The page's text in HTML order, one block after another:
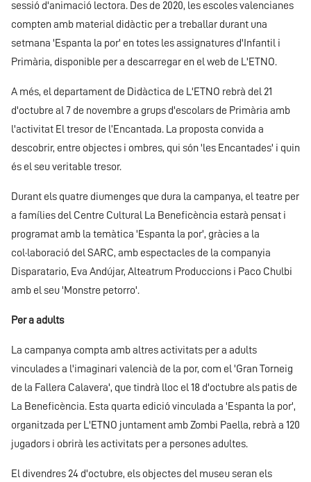
sessió d'animació lectora. Des de 2020, les escoles valencianes
compten amb material didàctic per a treballar durant una
setmana 'Espanta la por' en totes les assignatures d'Infantil i
Primària, disponible per a descarregar en el web de L'ETNO.
A més, el departament de Didàctica de L'ETNO rebrà del 21
d'octubre al 7 de novembre a grups d'escolars de Primària amb
l'activitat El tresor de l’Encantada. La proposta convida a
descobrir, entre objectes i ombres, qui són 'les Encantades' i quin
és el seu veritable tresor.
Durant els quatre diumenges que dura la campanya, el teatre per
a famílies del Centre Cultural La Beneficència estarà pensat i
programat amb la temàtica 'Espanta la por', gràcies a la
col·laboració del SARC, amb espectacles de la companyia
Disparatario, Eva Andújar, Alteatrum Produccions i Paco Chulbi
amb el seu 'Monstre petorro'.
Per a adults
La campanya compta amb altres activitats per a adults
vinculades a l'imaginari valencià de la por, com el 'Gran Torneig
de la Fallera Calavera', que tindrà lloc el 18 d'octubre als patis de
La Beneficència. Esta quarta edició vinculada a 'Espanta la por',
organitzada per L'ETNO juntament amb Zombi Paella, rebrà a 120
jugadors i obrirà les activitats per a persones adultes.
El divendres 24 d'octubre, els objectes del museu seran els